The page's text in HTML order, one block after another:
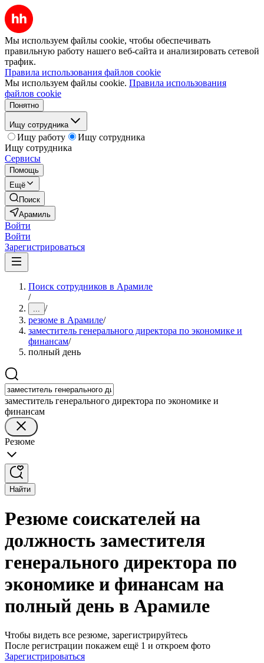
Мы используем файлы cookie, чтобы обеспечивать
правильную работу нашего веб-сайта и анализировать сетевой
трафик.
Правила использования файлов cookie
Мы используем файлы cookie. Правила использования
файлов cookie
Понятно
Ищу сотрудника
Ищу работу
Ищу сотрудника
Ищу сотрудника
Сервисы
Помощь
Ещё
Поиск
Арамиль
Войти
Войти
Зарегистрироваться
Поиск сотрудников в Арамиле
/
... /
резюме в Арамиле/
заместитель генерального директора по экономике и
финансам/
полный день
заместитель генерального директора по экономике и
финансам
Резюме
Найти
Резюме соискателей на
должность заместителя
генерального директора по
экономике и финансам на
полный день в Арамиле
Чтобы видеть все резюме, зарегистрируйтесь
После регистрации покажем ещё 1 и откроем фото
Зарегистрироваться